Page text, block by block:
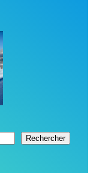
Rechercher